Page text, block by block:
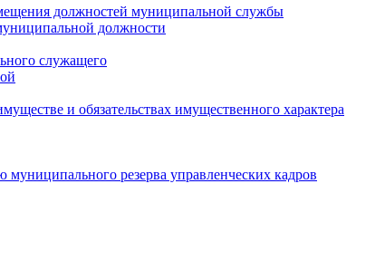
должностей муниципальной службы
должности
служащего
и обязательствах имущественного характера
резерва управленческих кадров